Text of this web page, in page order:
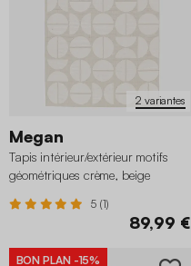
2 variantes
Megan
Tapis intérieur/extérieur motifs
géométriques crème, beige
5 (1)
89,99 €
BON PLAN -15%